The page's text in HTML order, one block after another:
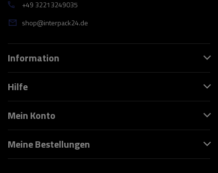
+49 32213249035
shop@interpack24.de
Information
Hilfe
Mein Konto
Meine Bestellungen